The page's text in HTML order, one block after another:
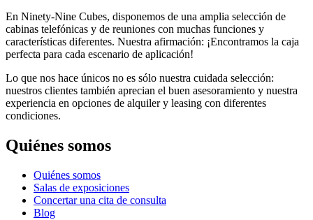
En Ninety-Nine Cubes, disponemos de una amplia selección de
cabinas telefónicas y de reuniones con muchas funciones y
características diferentes. Nuestra afirmación: ¡Encontramos la caja
perfecta para cada escenario de aplicación!
Lo que nos hace únicos no es sólo nuestra cuidada selección:
nuestros clientes también aprecian el buen asesoramiento y nuestra
experiencia en opciones de alquiler y leasing con diferentes
condiciones.
Quiénes somos
Quiénes somos
Salas de exposiciones
Concertar una cita de consulta
Blog